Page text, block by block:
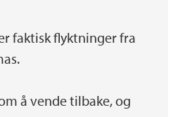
faktisk flyktninger fra
å vende tilbake, og